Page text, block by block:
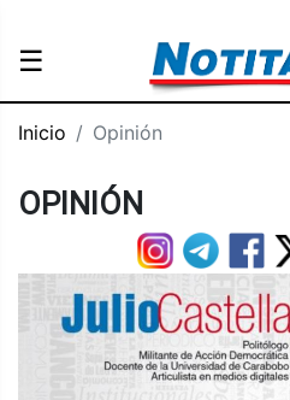
☰
Inicio Opinión
OPINIÓN